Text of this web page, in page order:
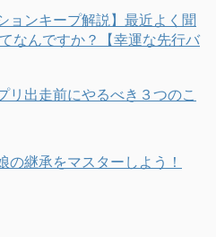
ョンキープ解説】最近よく聞
なんですか？【幸運な先行バ
リ出走前にやるべき３つのこ
の継承をマスターしよう！